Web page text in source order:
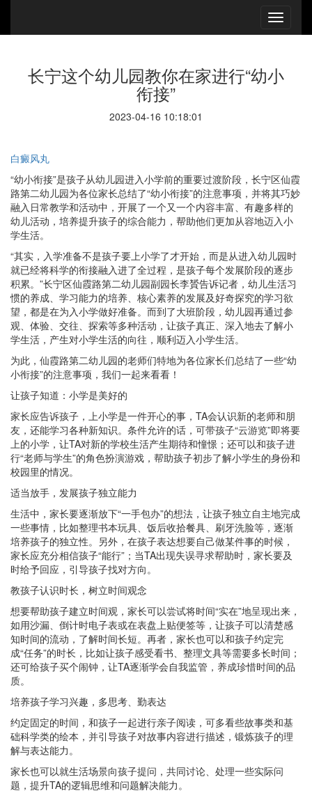
长宁这个幼儿园教你在家进行“幼小
衔接”
2023-04-16 10:18:01
白癜风丸
“幼小衔接”是孩子从幼儿园进入小学前的重要过渡阶段，长宁区仙霞
路第二幼儿园为各位家长总结了“幼小衔接”的注意事项，并将其巧妙
融入日常教学和活动中，开展了一个又一个内容丰富、有趣多样的
幼儿活动，培养提升孩子的综合能力，帮助他们更加从容地迈入小
学生活。
“其实，入学准备不是孩子要上小学了才开始，而是从进入幼儿园时
就已经将科学的衔接融入进了全过程，是孩子每个发展阶段的逐步
积累。”长宁区仙霞路第二幼儿园副园长李贇告诉记者，幼儿生活习
惯的养成、学习能力的培养、核心素养的发展及好奇探究的学习欲
望，都是在为入小学做好准备。而到了大班阶段，幼儿园再通过参
观、体验、交往、探索等多种活动，让孩子真正、深入地去了解小
学生活，产生对小学生活的向往，顺利迈入小学生活。
为此，仙霞路第二幼儿园的老师们特地为各位家长们总结了一些“幼
小衔接”的注意事项，我们一起来看看！
让孩子知道：小学是美好的
家长应告诉孩子，上小学是一件开心的事，TA会认识新的老师和朋
友，还能学习各种新知识。条件允许的话，可带孩子“云游览”即将要
上的小学，让TA对新的学校生活产生期待和憧憬；还可以和孩子进
行“老师与学生”的角色扮演游戏，帮助孩子初步了解小学生的身份和
校园里的情况。
适当放手，发展孩子独立能力
生活中，家长要逐渐放下“一手包办”的想法，让孩子独立自主地完成
一些事情，比如整理书本玩具、饭后收拾餐具、刷牙洗脸等，逐渐
培养孩子的独立性。另外，在孩子表达想要自己做某件事的时候，
家长应充分相信孩子“能行”；当TA出现失误寻求帮助时，家长要及
时给予回应，引导孩子找对方向。
教孩子认识时长，树立时间观念
想要帮助孩子建立时间观，家长可以尝试将时间“实在”地呈现出来，
如用沙漏、倒计时电子表或在表盘上贴便签等，让孩子可以清楚感
知时间的流动，了解时间长短。再者，家长也可以和孩子约定完
成“任务”的时长，比如让孩子感受看书、整理文具等需要多长时间；
还可给孩子买个闹钟，让TA逐渐学会自我监管，养成珍惜时间的品
质。
培养孩子学习兴趣，多思考、勤表达
约定固定的时间，和孩子一起进行亲子阅读，可多看些故事类和基
础科学类的绘本，并引导孩子对故事内容进行描述，锻炼孩子的理
解与表达能力。
家长也可以就生活场景向孩子提问，共同讨论、处理一些实际问
题，提升TA的逻辑思维和问题解决能力。